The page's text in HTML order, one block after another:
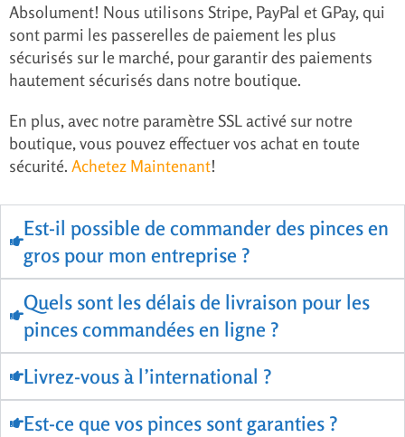
Absolument! Nous utilisons Stripe, PayPal et GPay, qui
sont parmi les passerelles de paiement les plus
sécurisés sur le marché, pour garantir des paiements
hautement sécurisés dans notre boutique.
En plus, avec notre paramètre SSL activé sur notre
boutique, vous pouvez effectuer vos achat en toute
sécurité. Achetez Maintenant!
Est-il possible de commander des pinces en
gros pour mon entreprise ?
Quels sont les délais de livraison pour les
pinces commandées en ligne ?
Livrez-vous à l’international ?
Est-ce que vos pinces sont garanties ?